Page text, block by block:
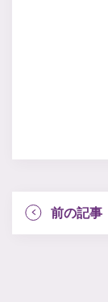
前の記事